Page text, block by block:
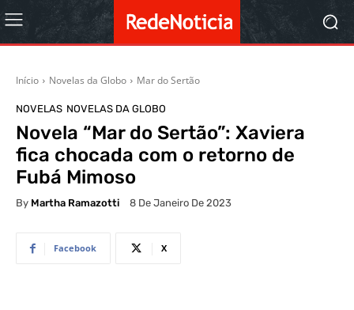
Início Novelas da Globo Mar do Sertão
NOVELAS NOVELAS DA GLOBO
Novela “Mar do Sertão”: Xaviera
fica chocada com o retorno de
Fubá Mimoso
By Martha Ramazotti 8 De Janeiro De 2023
Facebook X